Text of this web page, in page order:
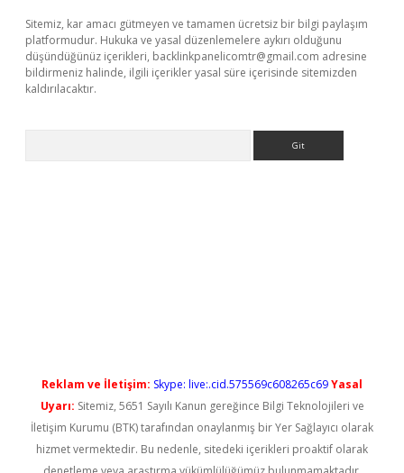
Sitemiz, kar amacı gütmeyen ve tamamen ücretsiz bir bilgi paylaşım
platformudur. Hukuka ve yasal düzenlemelere aykırı olduğunu
düşündüğünüz içerikleri, backlinkpanelicomtr@gmail.com adresine
bildirmeniz halinde, ilgili içerikler yasal süre içerisinde sitemizden
kaldırılacaktır.
Reklam ve İletişim: Skype: live:.cid.575569c608265c69Yasal
Uyarı: Sitemiz, 5651 Sayılı Kanun gereğince Bilgi Teknolojileri ve
İletişim Kurumu (BTK) tarafından onaylanmış bir Yer Sağlayıcı olarak
hizmet vermektedir. Bu nedenle, sitedeki içerikleri proaktif olarak